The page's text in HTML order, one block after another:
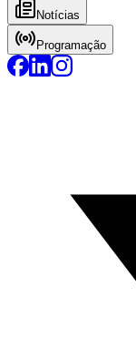
Notícias
Programação